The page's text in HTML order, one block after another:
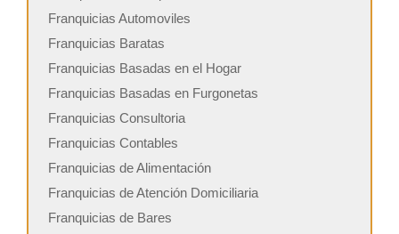
Franquicias Automoviles
Franquicias Baratas
Franquicias Basadas en el Hogar
Franquicias Basadas en Furgonetas
Franquicias Consultoria
Franquicias Contables
Franquicias de Alimentación
Franquicias de Atención Domiciliaria
Franquicias de Bares